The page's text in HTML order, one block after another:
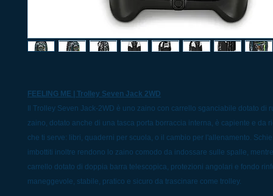
FEELING ME | Trolley Seven Jack 2WD
Il Trolley Seven Jack-2WD è uno zaino con carrello sganciabile dotato di
zaino, dotato anche di una tasca porta borraccia interna, è capiente e da
che ti serve: libri, quaderni per scuola, o il cambio per l'allenamento.
imbottiti inoltre rendono lo zaino comodo da indossare sulle spalle,
carrello dotato di doppia barra telescopica, protezioni angolari e fondo
maneggevole, stabile, pratico e sicuro da trascinare come trolley.